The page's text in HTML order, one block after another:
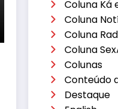
Coluna Ká
Coluna
Coluna
Coluna
Colunas
Conteúdo
Destaque